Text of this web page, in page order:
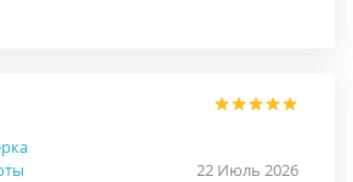
22 Июль 2026